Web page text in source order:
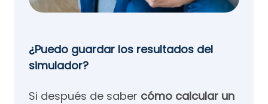
¿Puedo guardar los resultados del
simulador?
Si después de saber cómo calcular un